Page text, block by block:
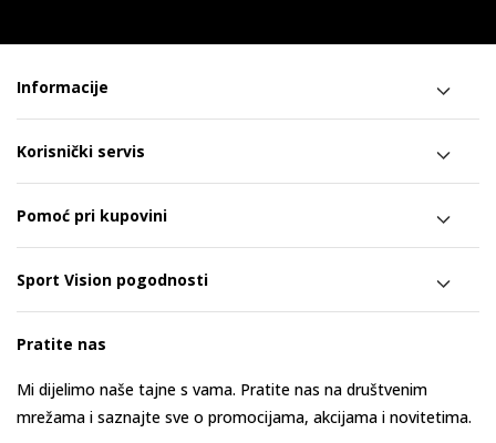
Informacije
Korisnički servis
Pomoć pri kupovini
Sport Vision pogodnosti
Pratite nas
Mi dijelimo naše tajne s vama. Pratite nas na društvenim
mrežama i saznajte sve o promocijama, akcijama i novitetima.